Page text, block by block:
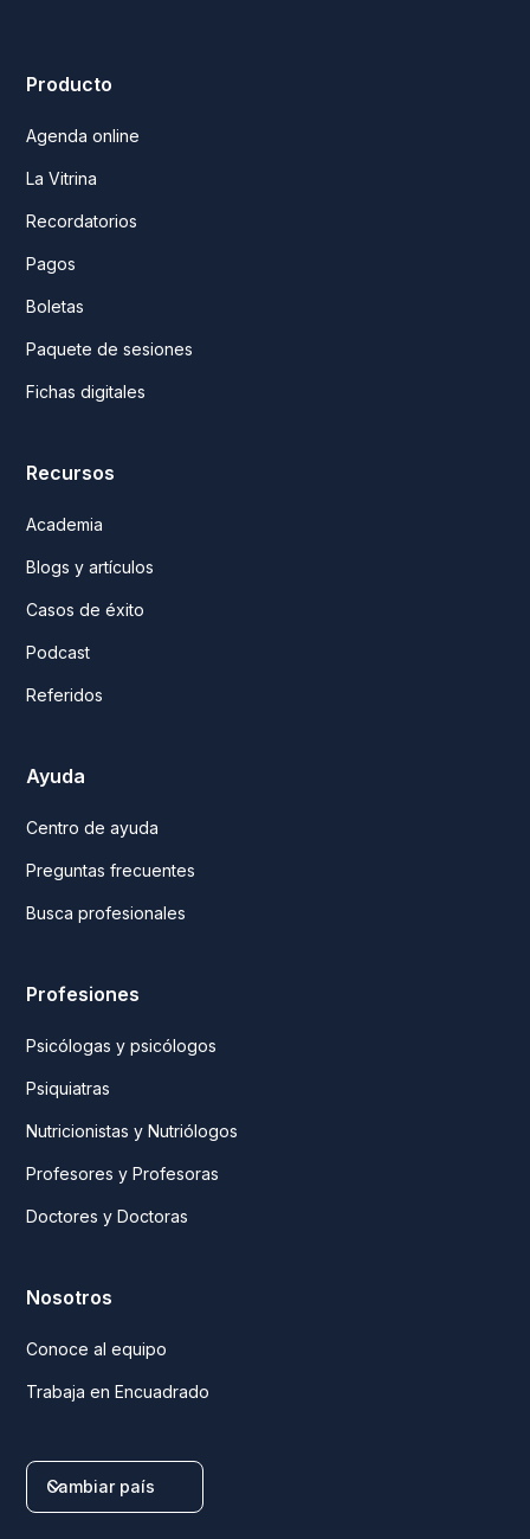
Producto
Agenda online
La Vitrina
Recordatorios
Pagos
Boletas
Paquete de sesiones
Fichas digitales
Recursos
Academia
Blogs y artículos
Casos de éxito
Podcast
Referidos
Ayuda
Centro de ayuda
Preguntas frecuentes
Busca profesionales
Profesiones
Psicólogas y psicólogos
Psiquiatras
Nutricionistas y Nutriólogos
Profesores y Profesoras
Doctores y Doctoras
Nosotros
Conoce al equipo
Trabaja en Encuadrado
Cambiar país